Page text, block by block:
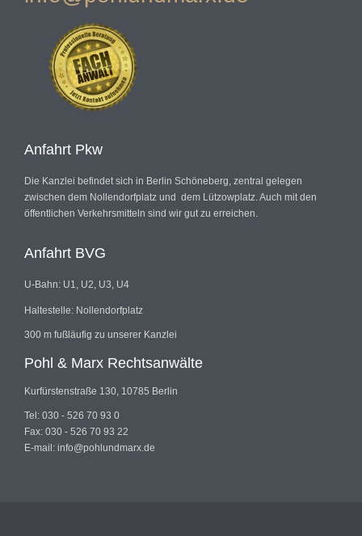
Anfahrt Pkw
Die Kanzlei befindet sich in Berlin Schöneberg, zentral gelegen
zwischen dem Nollendorfplatz und dem Lützowplatz. Auch mit den
öffentlichen Verkehrsmitteln sind wir gut zu erreichen.
Anfahrt BVG
U-Bahn: U1, U2, U3, U4
Haltestelle: Nollendorfplatz
300 m fußläufig zu unserer Kanzlei
Pohl & Marx Rechtsanwälte
Kurfürstenstraße 130, 10785 Berlin
Tel: 030 - 526 70 93 0
Fax: 030 - 526 70 93 22
E-mail: info@pohlundmarx.de